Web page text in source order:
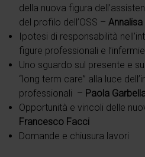
della nuova figura
del profilo dell’OSS – Annalisa
Ipotesi di responsabilità
figure professionali e
Uno sguardo sul presente e
“long term care” alla luce
professionali – Paola
Opportunità e vincoli delle
Francesco Facci
Domande e chiusura lavori